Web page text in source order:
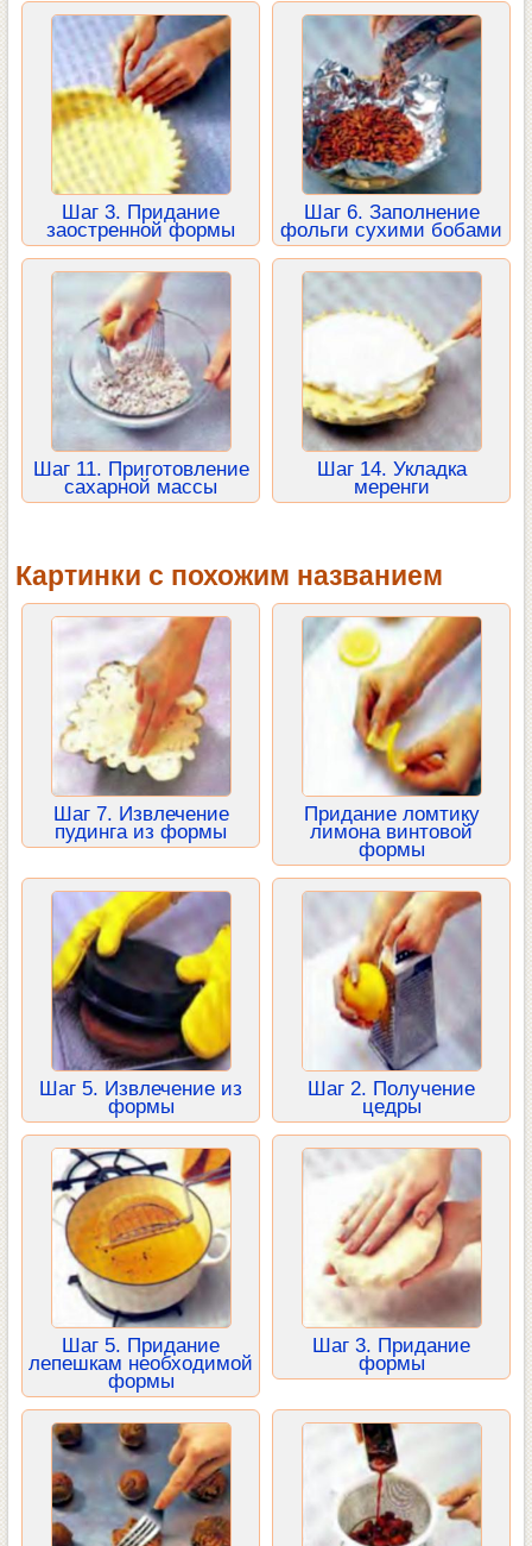
Шаг 3. Придание
заостренной формы
Шаг 6. Заполнение
фольги сухими бобами
Шаг 11. Приготовление
сахарной массы
Шаг 14. Укладка
меренги
Картинки с похожим названием
Шаг 7. Извлечение
пудинга из формы
Придание ломтику
лимона винтовой
формы
Шаг 5. Извлечение из
формы
Шаг 2. Получение
цедры
Шаг 5. Придание
лепешкам необходимой
формы
Шаг 3. Придание
формы